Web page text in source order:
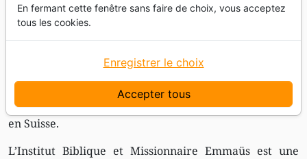
Elles considèrent comme
leur vocation prioritaire
la publication d’ouvrages
stimulant l’étude
biblique personnelle et collective, ainsi que
l’enseignement des doctrines fondamentales de la
Parole de Dieu. Le siège social se trouve à Saint Légier
en Suisse.
L’Institut Biblique et Missionnaire Emmaüs est une
En fermant cette fenêtre sans faire de choix, vous acceptez
tous les cookies.
Accepter tous
Enregistrer le choix